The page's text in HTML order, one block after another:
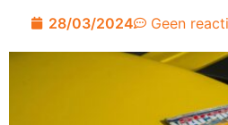
28/03/2024 Geen